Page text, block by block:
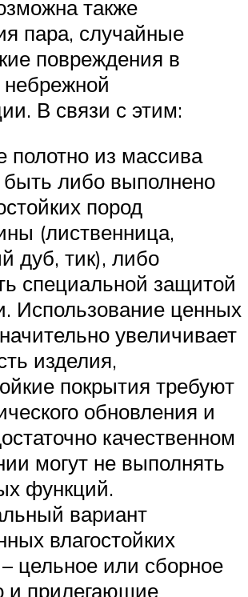
также
пара, случайные
повреждения в
небрежной
В связи с этим:
полотно из массива
либо выполнено
пород
(лиственница,
дуб, тик), либо
специальной защитой
Использование ценных
увеличивает
изделия,
покрытия требуют
обновления и
качественном
могут не выполнять
функций.
вариант
влагостойких
цельное или сборное
и прилегающие